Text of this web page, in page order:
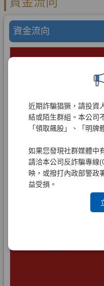
近期詐騙猖獗，請投資
結或陌生群組。本公司
「領取飆股」、「明牌
如果您發現社群媒體中
請洽本公司反詐騙專線
映，或撥打內政部警政
益受損。